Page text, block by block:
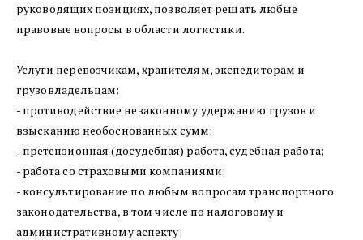
руководящих позициях, позволяет решать любые
правовые вопросы в области логистики.
Услуги перевозчикам, хранителям, экспедиторам и
грузовладельцам:
- противодействие незаконному удержанию грузов и
взысканию необоснованных сумм;
- претензионная (досудебная) работа, судебная работа;
- работа со страховыми компаниями;
- консультирование по любым вопросам транспортного
законодательства, в том числе по налоговому и
административному аспекту;